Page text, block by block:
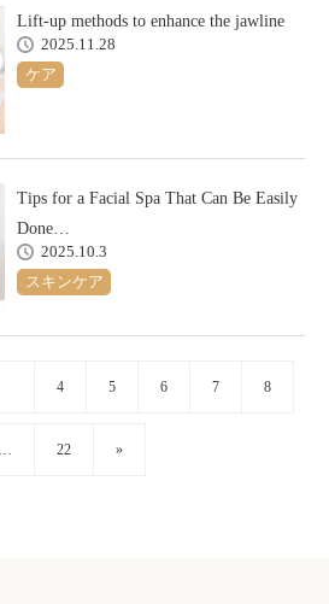
Lift-up methods to enhance the jawline
2025.11.28
ケア
Tips for a Facial Spa That Can Be Easily
Done…
2025.10.3
スキンケア
4 5 6 7 8
22 »